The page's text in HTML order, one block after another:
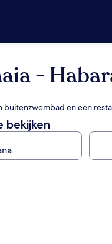
-
buitenzwembad en een
bekijken